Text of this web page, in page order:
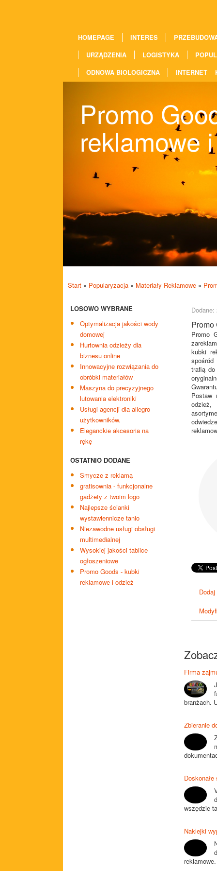
HOMEPAGE INTERES
URZĄDZENIA
LOGISTYKA
ODNOWA BIOLOGICZNA
INTERNET
Promo
reklamowe
Start » Popularyzacja » Materiały Reklamowe »
LOSOWO WYBRANE
Optymalizacja jakości wody
domowej
Hurtownia odzieży dla
biznesu online
Innowacyjne rozwiązania do
obróbki materiałów
Maszyna do precyzyjnego
lutowania elektroniki
Usługi agencji dla allegro
użytkowników.
Eleganckie akcesoria na
rękę
OSTATNIO DODANE
Smycze z reklamą
gratisownia - funkcjonalne
gadżety z twoim logo
Najlepsze ścianki
wystawiennicze tanio
Niezawodne usługi obsługi
multimedialnej
Wysokiej jakości tablice
ogłoszeniowe
Promo Goods - kubki
reklamowe i odzież
Dodane:
Promo
Promo
kubki
trafią
Postaw
odzież,
Firma
branżach.
Zbieranie
wszędzie
Naklejki